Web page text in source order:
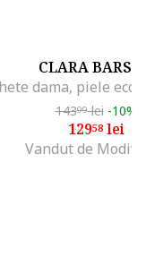
CLARA
14399lei -10%
12958lei
Vandut de